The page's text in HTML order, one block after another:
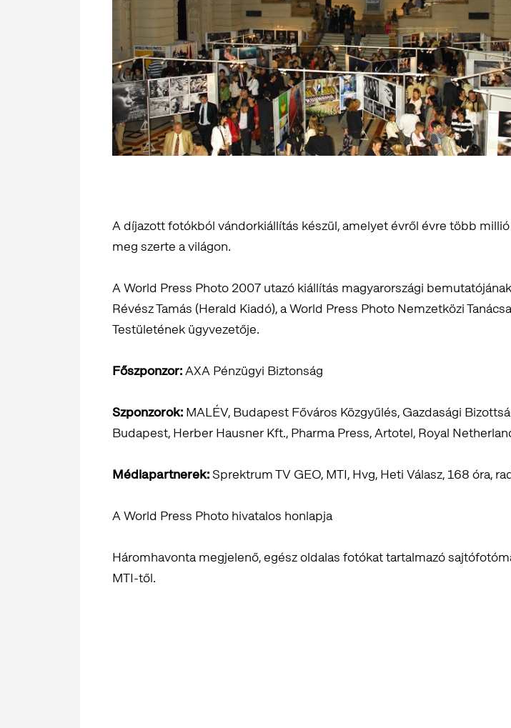
A díjazott fotókból vándorkiállítás készül, amelyet évről évre több
meg szerte a világon.
A World Press Photo 2007 utazó kiállítás magyarországi
Révész Tamás (Herald Kiadó), a World Press Photo Nemzetközi
Testületének ügyvezetője.
Főszponzor:AXA Pénzügyi Biztonság
Szponzorok: MALÉV, Budapest Főváros Közgyűlés, Gazdasági
Budapest, Herber Hausner Kft., Pharma Press, Artotel, Royal
Médiapartnerek: Sprektrum TV GEO, MTI, Hvg, Heti Válasz, 168 óra,
A World Press Photo hivatalos honlapja
Háromhavonta megjelenő, egész oldalas fotókat tartalmazó
MTI-től.